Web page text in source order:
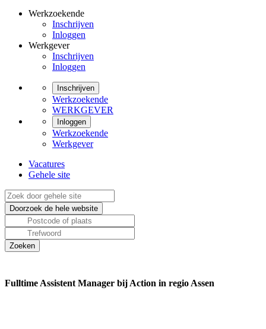
Werkzoekende
Inschrijven
Inloggen
Werkgever
Inschrijven
Inloggen
Inschrijven
Werkzoekende
WERKGEVER
Inloggen
Werkzoekende
Werkgever
Vacatures
Gehele site
Fulltime Assistent Manager bij Action in regio Assen